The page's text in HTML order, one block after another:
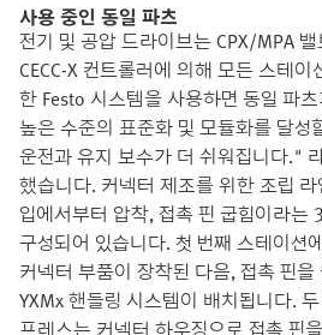
사용 중인 동일 파츠
전기 및 공압 드라이브는 CPX/MPA
CECC-X 컨트롤러에 의해 모든 스테
한 Festo 시스템을 사용하면 동일 파
높은 수준의 표준화 및 모듈화를 달성
운전과 유지 보수가 더 쉬워집니다."
했습니다. 커넥터 제조를 위한 조립
입에서부터 압착, 접촉 핀 굽힘이라는
구성되어 있습니다. 첫 번째 스테이션
커넥터 부품이 장착된 다음, 접촉 핀
YXMx 핸들링 시스템이 배치됩니다.
프레스는 커넥터 하우징으로 접촉 핀